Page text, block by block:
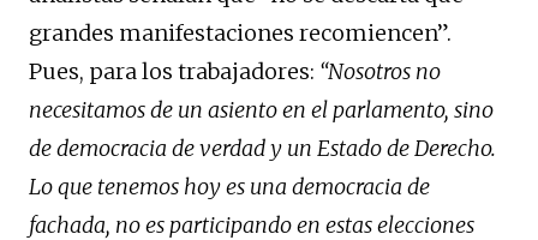
grandes manifestaciones recomiencen”.
Pues, para los trabajadores: “Nosotros no
necesitamos de un asiento en el parlamento, sino
de democracia de verdad y un Estado de Derecho.
Lo que tenemos hoy es una democracia de
fachada, no es participando en estas elecciones